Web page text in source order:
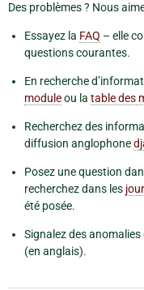
Des problèmes ? Nous
Essayez la FAQ – elle
questions courantes.
En recherche
moduleou la table des
Recherchez des
diffusion anglophone
Posez une question
recherchez dans les
été posée.
Signalez des
(en anglais).